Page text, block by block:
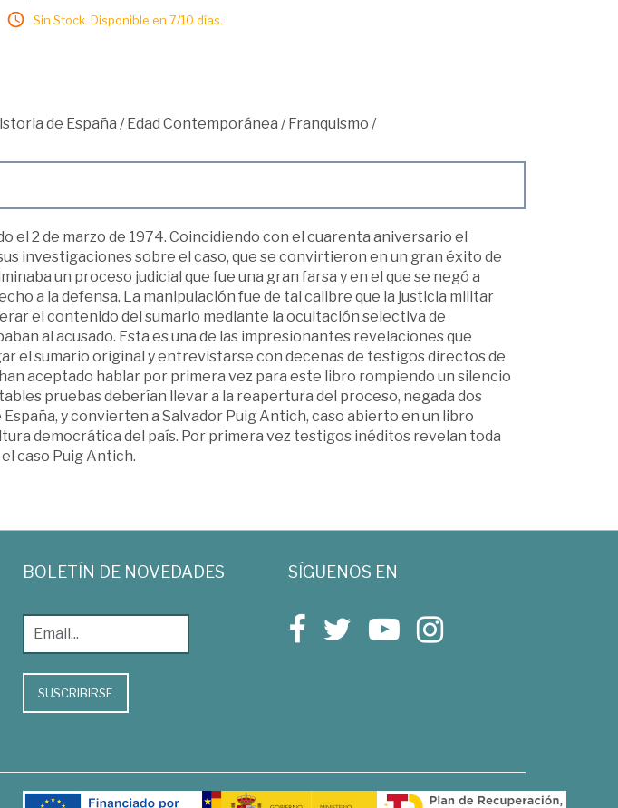
Sin Stock. Disponible en 7/10 días.
de España /Edad Contemporánea /Franquismo /
el 2 de marzo de 1974. Coincidiendo con el cuarenta aniversario el
investigaciones sobre el caso, que se convirtieron en un gran éxito de
un proceso judicial que fue una gran farsa y en el que se negó a
a la defensa. La manipulación fue de tal calibre que la justicia militar
el contenido del sumario mediante la ocultación selectiva de
al acusado. Esta es una de las impresionantes revelaciones que
el sumario original y entrevistarse con decenas de testigos directos de
aceptado hablar por primera vez para este libro rompiendo un silencio
pruebas deberían llevar a la reapertura del proceso, negada dos
y convierten a Salvador Puig Antich, caso abierto en un libro
democrática del país. Por primera vez testigos inéditos revelan toda
caso Puig Antich.
BOLETÍN DE NOVEDADES
SUSCRIBIRSE
SÍGUENOS EN